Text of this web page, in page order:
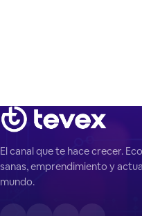
El canal que te hace crecer.
sanas, emprendimiento y
mundo.